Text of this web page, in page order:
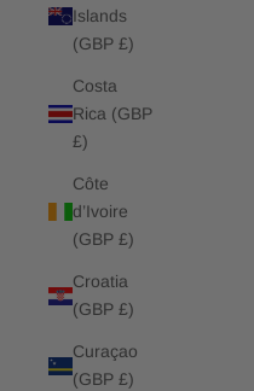
Islands
(GBP £)
Costa
Rica (GBP
£)
Côte
d’Ivoire
(GBP £)
Croatia
(GBP £)
Curaçao
(GBP £)